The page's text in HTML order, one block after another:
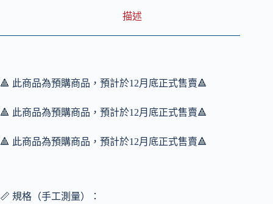
列
號
（可
式）
描述
🔺 此商品為預購商品，預計於12月底正式售賣🔺
🔺 此商品為預購商品，預計於12月底正式售賣🔺
🔺 此商品為預購商品，預計於12月底正式售賣🔺
📏 規格（手工測量）：